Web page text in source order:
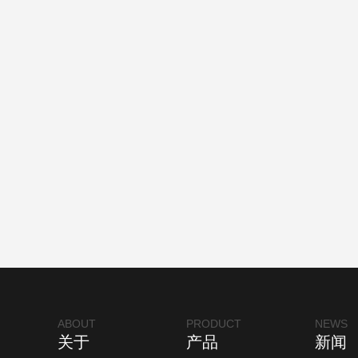
ABOUT
关于
PRODUCT
产品
NEWS
新闻